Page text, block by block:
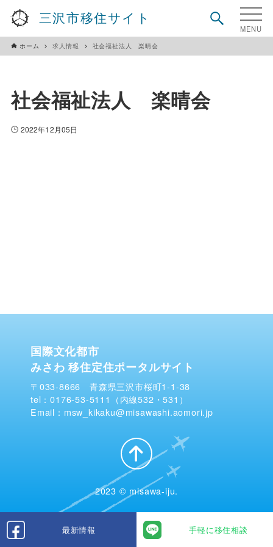
三沢市移住サイト
最新情報 手軽に移住相談
ホーム 求人情報 社会福祉法人 楽晴会
社会福祉法人 楽晴会
2022年12月05日
国際文化都市
みさわ 移住定住ポータルサイト
〒033-8666 青森県三沢市桜町1-1-38
tel：0176-53-5111（内線532・531）
Email：msw_kikaku@misawashi.aomori.jp
2023 © misawa-iju.